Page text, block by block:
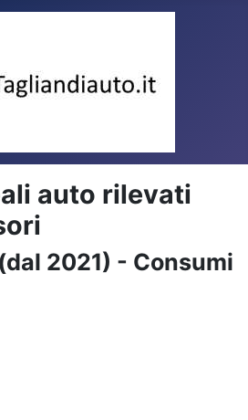
auto rilevati
2021) - Consumi